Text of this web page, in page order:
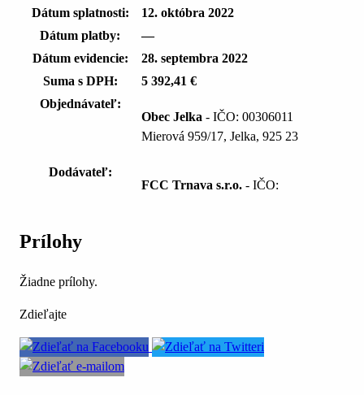
Dátum splatnosti:
12. októbra 2022
Dátum platby:
—
Dátum evidencie:
28. septembra 2022
Suma s DPH:
5 392,41 €
Objednávateľ:
Obec Jelka - IČO: 00306011
Mierová 959/17, Jelka, 925 23
Dodávateľ:
FCC Trnava s.r.o. - IČO:
Prílohy
Žiadne prílohy.
Zdieľajte